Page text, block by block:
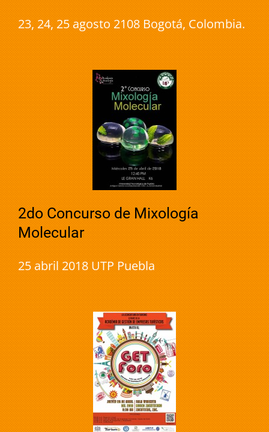
23, 24, 25 agosto 2108 Bogotá, Colombia.
2do Concurso de Mixología
Molecular
25 abril 2018 UTP Puebla